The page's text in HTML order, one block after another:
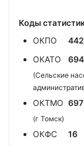
Коды
ОКПО
ОКАТО
(Сельские
ОКТМО
(г Томск)
ОКФС 16